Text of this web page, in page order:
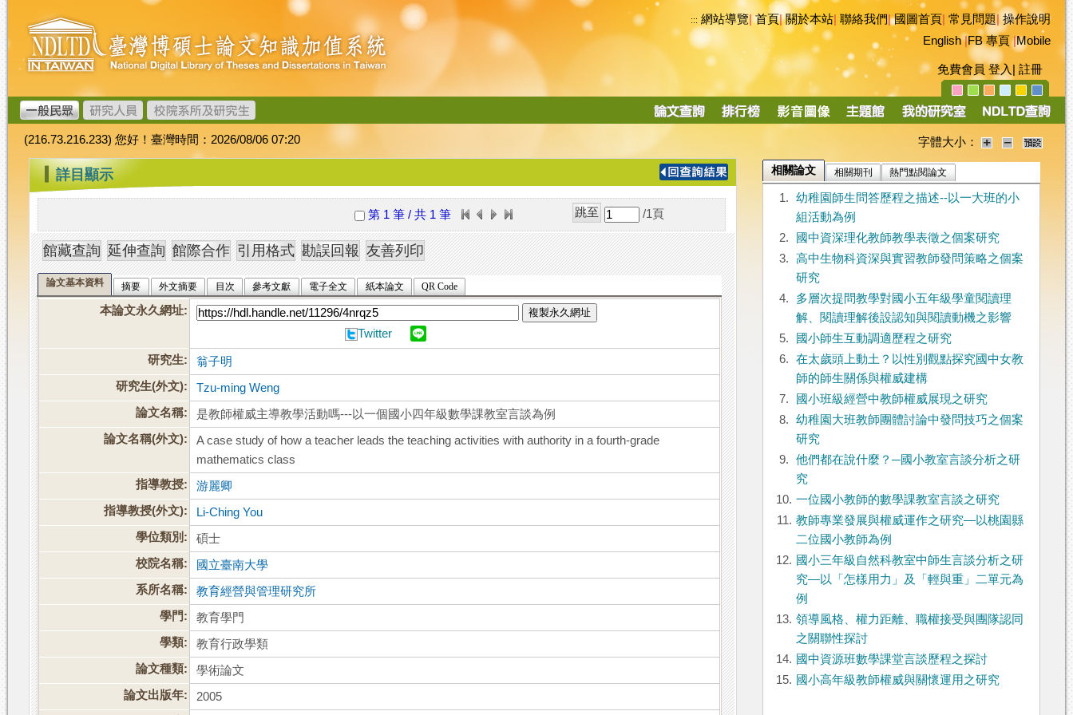
跳
到
主
要
內
容
臺
灣
博
碩
士
論
文
加
值
系
統
::: 網站導覽|首頁|關於本站 聯絡我們|國圖首頁 常見問題|操作說明
English|FB 專頁|Mobile
免費會員 登入 註冊
導
(216.73.216.233) 您好！臺灣時間：2026/08/06 07:20 字體大小：
::: 詳目顯示
第 1 筆 / 共 1 筆 /1 頁
論文基本資料 摘要 外文摘要 目次 參考文獻 電子全文 紙本論文 QR Code
本論文永久網址: 複製永久網址
Twitter
研究生:
翁子明
研究生(外文):
Tzu-ming Weng
論文名稱:
是教師權威主導教學活動嗎---以一個國小四年級數學課教室言談為例
論文名稱(外文):
A case study of how a teacher leads the teaching activities with authority in a fourth-grade
mathematics class
指導教授:
游麗卿
指導教授(外文):
Li-Ching You
學位類別:
碩士
校院名稱:
國立臺南大學
系所名稱:
教育經營與管理研究所
學門:
教育學門
學類:
教育行政學類
論文種類:
學術論文
論文出版年:
2005
相關論文 相關期刊 熱門點閱論文
1.
幼稚園師生問答歷程之描述--以一大班的小
組活動為例
2.
國中資深理化教師教學表徵之個案研究
3.
高中生物科資深與實習教師發問策略之個案
研究
4.
多層次提問教學對國小五年級學童閱讀理
解、閱讀理解後設認知與閱讀動機之影響
5.
國小師生互動調適歷程之研究
6.
在太歲頭上動土？以性別觀點探究國中女教
師的師生關係與權威建構
7.
國小班級經營中教師權威展現之研究
8.
幼稚園大班教師團體討論中發問技巧之個案
研究
9.
他們都在說什麼？─國小教室言談分析之研
究
10. 一位國小教師的數學課教室言談之研究
11. 教師專業發展與權威運作之研究—以桃園縣
二位國小教師為例
12. 國小三年級自然科教室中師生言談分析之研
究—以「怎樣用力」及「輕與重」二單元為
例
13. 領導風格、權力距離、職權接受與團隊認同
之關聯性探討
14. 國中資源班數學課堂言談歷程之探討
15. 國小高年級教師權威與關懷運用之研究